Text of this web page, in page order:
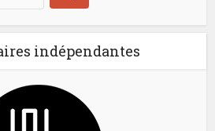
indépendantes